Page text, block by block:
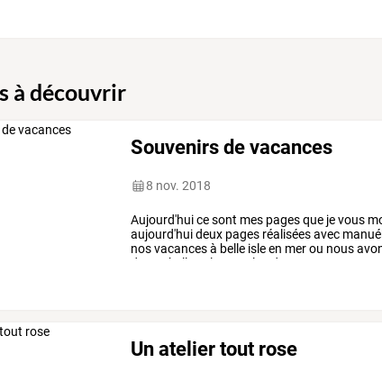
à découvrir
Souvenirs de vacances
8 nov. 2018
Aujourd'huicesont mes pagesque jevous
aujourd'huideux pages réaliséesavec
nosvacancesà belle isleen merou nous
de
belles plages, plus de
Un atelier tout rose